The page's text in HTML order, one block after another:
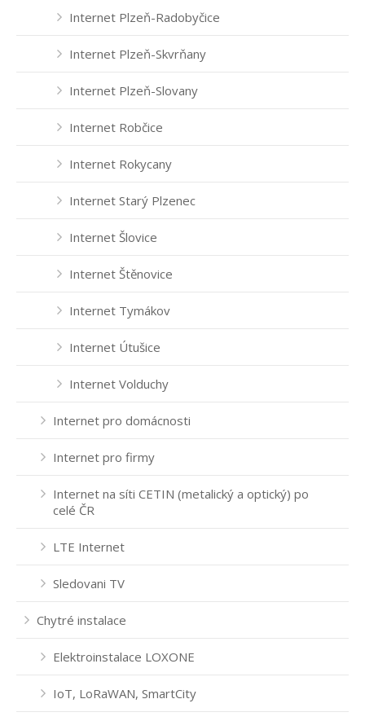
Internet Plzeň-Radobyčice
Internet Plzeň-Skvrňany
Internet Plzeň-Slovany
Internet Robčice
Internet Rokycany
Internet Starý Plzenec
Internet Šlovice
Internet Štěnovice
Internet Tymákov
Internet Útušice
Internet Volduchy
Internet pro domácnosti
Internet pro firmy
Internet na síti CETIN (metalický a optický) po
celé ČR
LTE Internet
Sledovani TV
Chytré instalace
Elektroinstalace LOXONE
IoT, LoRaWAN, SmartCity